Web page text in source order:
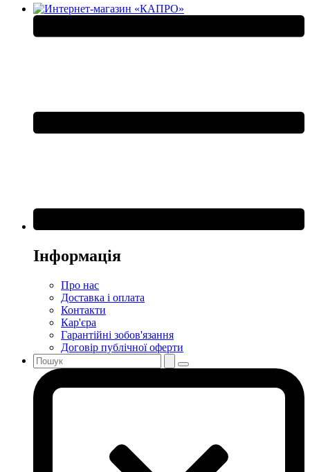
Інформація
Про нас
Доставка і оплата
Контакти
Кар'єра
Гарантійні зобов'язання
Договір публічної оферти